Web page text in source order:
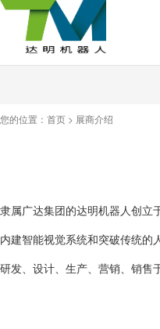
您的位置： 首页 > 展商介绍
隶属广达集团的达明机器人创立
内建智能视觉系统和突破传统的
研发、设计、生产、营销、销售